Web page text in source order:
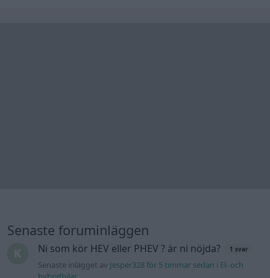
Senaste foruminläggen
Ni som kör HEV eller PHEV ? är ni nöjda? 1 svar
Senaste inlägget av Jesper328 för 5 timmar sedan i El- och